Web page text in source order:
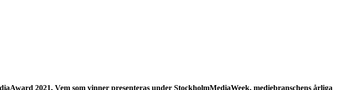
2021. Vem som vinner presenteras under StockholmMediaWeek, mediebranschens årliga